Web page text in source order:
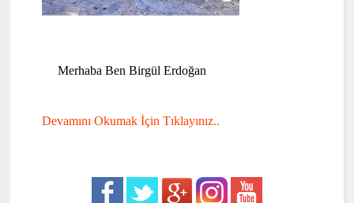
Merhaba Ben Birgül Erdoğan
Devamını Okumak İçin Tıklayınız..